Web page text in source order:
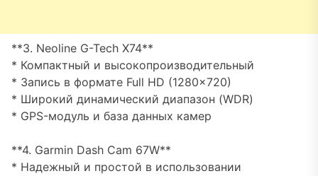
**3. Neoline G-Tech X74**
* Компактный и высокопроизводительный
* Запись в формате Full HD (1280×720)
* Широкий динамический диапазон (WDR)
* GPS-модуль и база данных камер
**4. Garmin Dash Cam 67W**
* Надежный и простой в использовании